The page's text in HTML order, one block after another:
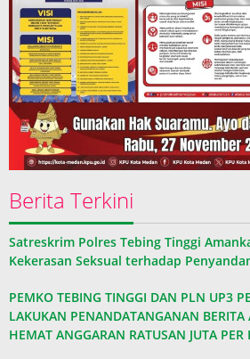
Berita Terkini
Satreskrim Polres Tebing Tinggi
Kekerasan Seksual terhadap
PEMKO TEBING TINGGI DAN PLN UP3
LAKUKAN PENANDATANGANAN BERITA
HEMAT ANGGARAN RATUSAN JUTA PER